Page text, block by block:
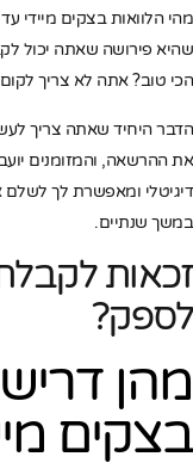
מהי הלוואות בצקים מיידי
שהיא פירושה שאתה יכול
הכי טוב? אתה לא צריך
הדבר היחיד שאתה צריך
את ההרשאה, והמזומנים
דיגיטלי ומאפשרת לך
במשך שנתיים.
זכאות
לספק?
מהן
בצקים